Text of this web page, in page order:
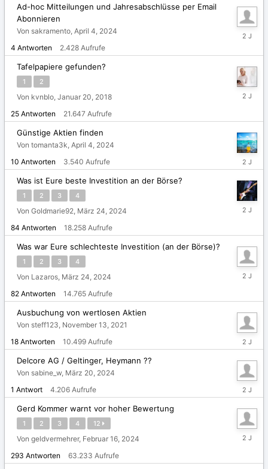
2024
Ad-hoc Mitteilungen und Jahresabschlüsse per Email
Abonnieren
Von sakramento, April 4, 2024
4 Antworten 2.428 Aufrufe
April
2024
Tafelpapiere gefunden?
1 2
Von kvnblo, Januar 20, 2018
25 Antworten 21.647 Aufrufe
April
Günstige Aktien finden
Von tomanta3k, April 4, 2024
10 Antworten 3.540 Aufrufe
April
7,
2024
Was ist Eure beste Investition an der Börse?
1 2 3 4
Von Goldmarie92, März 24, 2024
84 Antworten 18.258 Aufrufe
März
Was war Eure schlechteste Investition (an der Börse)?
1 2 3 4
Von Lazaros, März 24, 2024
82 Antworten 14.765 Aufrufe
März
Ausbuchung von wertlosen Aktien
Von steff123, November 13, 2021
18 Antworten 10.499 Aufrufe
März
20,
2024
Delcore AG / Geltinger, Heymann ??
Von sabine_w, März 20, 2024
1 Antwort 4.206 Aufrufe
März
20,
2024
Gerd Kommer warnt vor hoher Bewertung
1 2 3 4 12
Von geldvermehrer, Februar 16, 2024
293 Antworten 63.233 Aufrufe
März